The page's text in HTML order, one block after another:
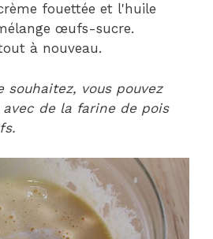
fouettée et l'huile
œufs-sucre.
à nouveau.
souhaitez, vous pouvez
de la farine de pois